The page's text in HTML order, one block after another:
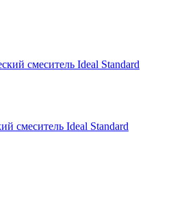
смеситель Ideal Standard